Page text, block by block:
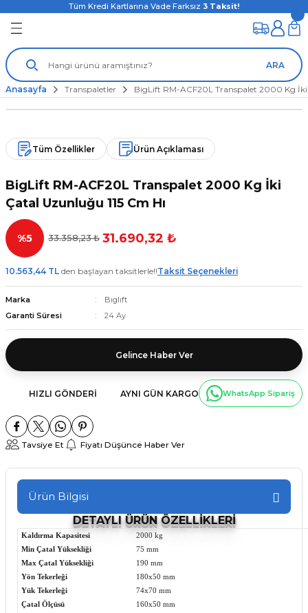
Tüm Kredi Kartlarına Vade Farksız 3 Taksit!
ARA
Anasayfa Transpaletler BigLift RM-ACF20L Transpalet 2000 Kg İki
Tüm Özellikler Ürün Açıklaması
BigLift RM-ACF20L Transpalet 2000 Kg İki
Çatal Uzunluğu 115 Cm Hı
%5 33.358,23 ₺ 31.690,32 ₺
10.563,44 TL den başlayan taksitlerle!!Taksit Seçenekleri
Marka
Bıglıft
Garanti Süresi
24 Ay
Gelince Haber Ver
HIZLI GÖNDERI AYNI GÜN KARGO WhatsApp Sipariş
Tavsiye Et Fiyatı Düşünce Haber Ver
Ürün Bilgisi
DETAYLI ÜRÜN ÖZELLİKLERİ
Kaldırma Kapasitesi
2000 kg
Min Çatal Yüksekliği
75 mm
Max Çatal Yüksekliği
190 mm
Yön Tekerleği
180x50 mm
Yük Tekerleği
74x70 mm
Çatal Ölçüsü
160x50 mm